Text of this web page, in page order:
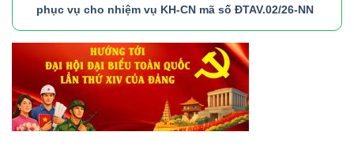
phục vụ cho nhiệm vụ KH-CN mã số ĐTAV.02/26-NN